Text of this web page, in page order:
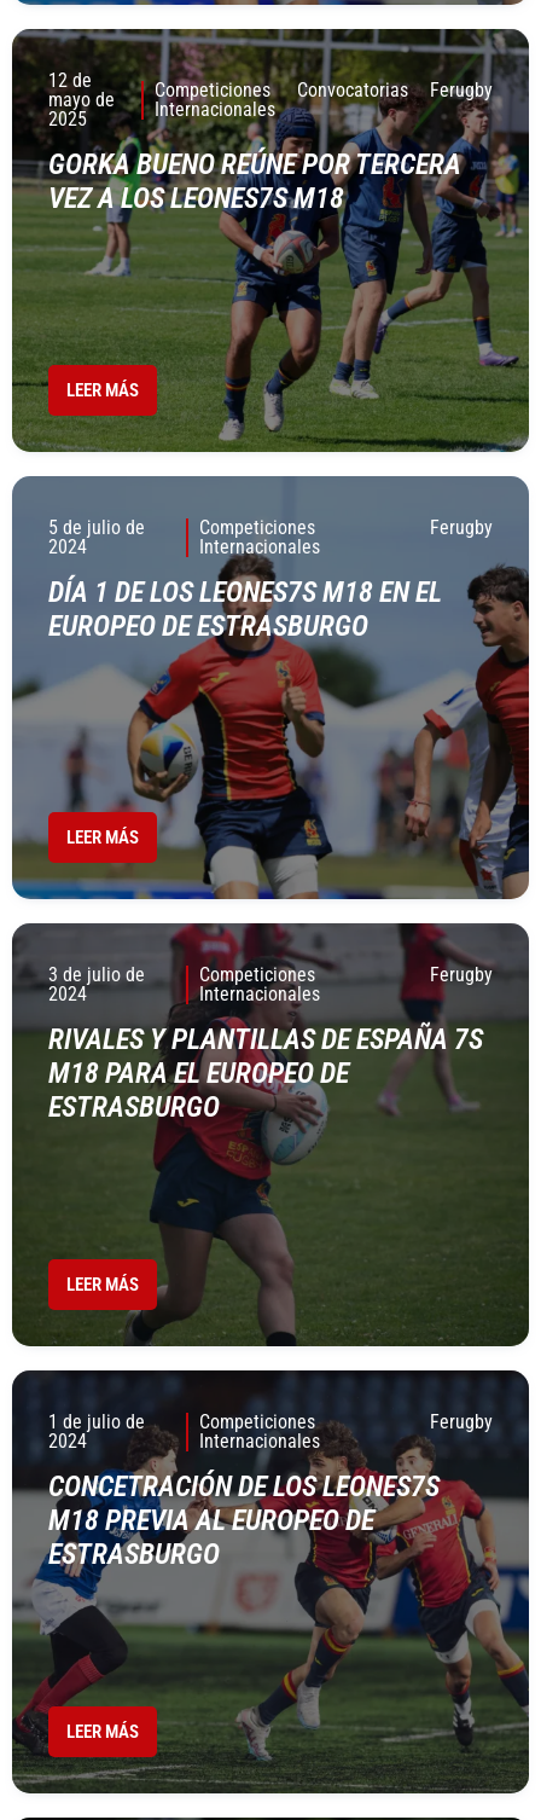
12 de
mayo de
2025
Competiciones
Internacionales
Convocatorias Ferugby
GORKA BUENO REÚNE POR TERCERA
VEZ A LOS LEONES7S M18
LEER MÁS
5 de julio de
2024
Competiciones
Internacionales
Ferugby
DÍA 1 DE LOS LEONES7S M18 EN EL
EUROPEO DE ESTRASBURGO
LEER MÁS
3 de julio de
2024
Competiciones
Internacionales
Ferugby
RIVALES Y PLANTILLAS DE ESPAÑA 7S
M18 PARA EL EUROPEO DE
ESTRASBURGO
LEER MÁS
1 de julio de
2024
Competiciones
Internacionales
Ferugby
CONCETRACIÓN DE LOS LEONES7S
M18 PREVIA AL EUROPEO DE
ESTRASBURGO
LEER MÁS